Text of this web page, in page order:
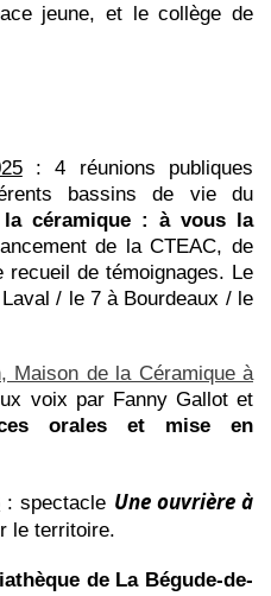
jeune, et le collège de
: 4 réunions publiques
bassins de vie du
céramique : à vous la
de la CTEAC, de
recueil de témoignages. Le
/ le 7 à Bourdeaux / le
Maison de la Céramique à
voix par Fanny Gallot et
orales et mise en
: spectacle Une ouvrière à
le territoire.
de La Bégude-de-